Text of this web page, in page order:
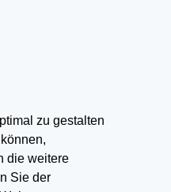
zu gestalten
die weitere
Sie der